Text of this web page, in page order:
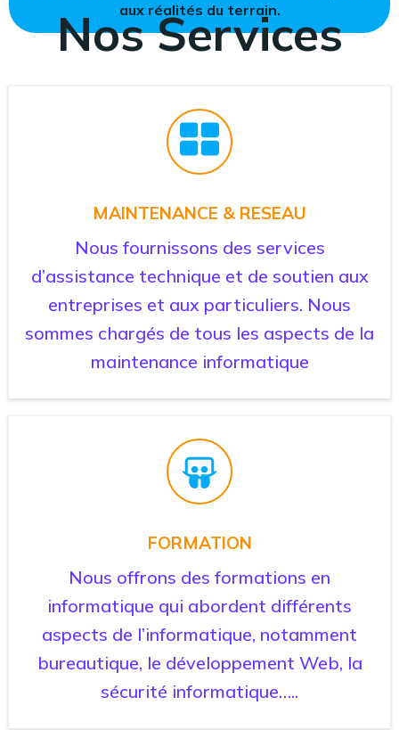
aux réalités du terrain.
Nos Services
MAINTENANCE & RESEAU
Nous fournissons des services
d’assistance technique et de soutien aux
entreprises et aux particuliers. Nous
sommes chargés de tous les aspects de la
maintenance informatique
FORMATION
Nous offrons des formations en
informatique qui abordent différents
aspects de l’informatique, notamment
bureautique, le développement Web, la
sécurité informatique…..